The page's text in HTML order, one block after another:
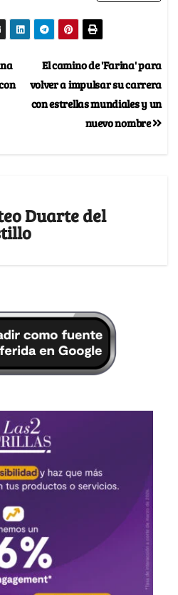
El camino de 'Farina' para
volver a impulsar su carrera
con estrellas mundiales y un
nuevo nombre
Duarte del